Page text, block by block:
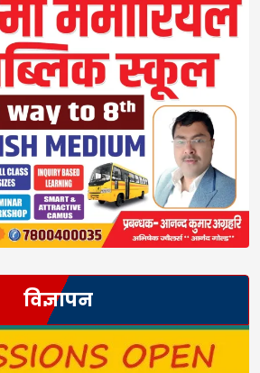
विज्ञापन